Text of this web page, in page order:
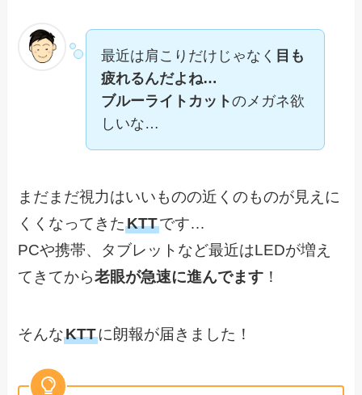
最近は肩こりだけじゃなく 目も
疲れるんだよね…
ブルーライトカットのメガネ欲
しいな…
まだまだ視力はいいものの近くのものが見えに
くくなってきたKTTです…
PCや携帯、タブレットなど最近はLEDが増え
てきてから老眼が急速に進んでます ！
そんなKTTに朗報が届きました！